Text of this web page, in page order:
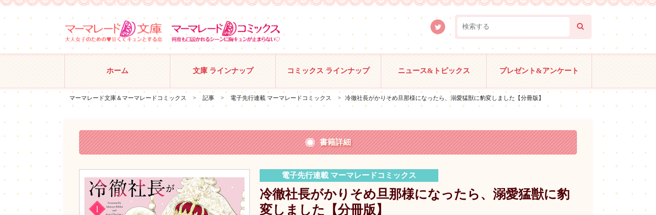
ホーム 文庫 ラインナップ コミックス ラインナップ ニュース&トピックス プレゼント&アンケート
マーマレード文庫＆マーマレードコミックス > 記事 > 電子先行連載 マーマレードコミックス > 冷徹社長がかりそめ旦那様になったら、溺愛猛獣に豹変しました【分冊版】
書籍詳細
電子先行連載 マーマレードコミックス
冷徹社長がかりそめ旦那様になったら、溺愛猛獣に豹
変しました【分冊版】